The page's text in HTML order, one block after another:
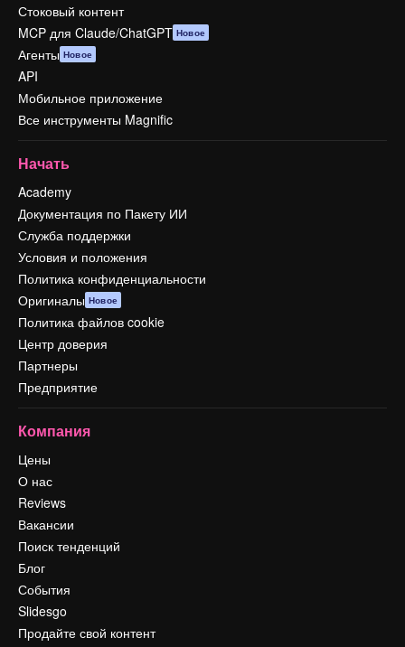
Стоковый контент
MCP для Claude/ChatGPT Новое
Агенты Новое
API
Мобильное приложение
Все инструменты Magnific
Начать
Academy
Документация по Пакету ИИ
Служба поддержки
Условия и положения
Политика конфиденциальности
Оригиналы Новое
Политика файлов cookie
Центр доверия
Партнеры
Предприятие
Компания
Цены
О нас
Reviews
Вакансии
Поиск тенденций
Блог
События
Slidesgo
Продайте свой контент